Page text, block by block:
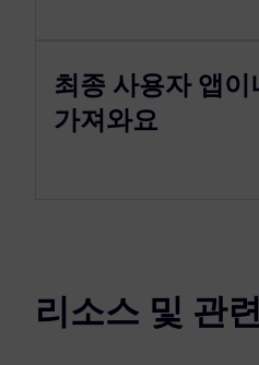
최종 사용자 앱
가져와요
리소스 및 관